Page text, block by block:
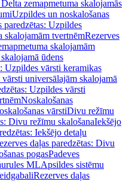
zemapmetuma skalojamās
Uzpildes un noskalošanas
paredzētas: Uzpildes
skalojamām tvertnēmRezerves
skalojamām
ūdens
Uzpildes vārsti keramikas
universālajām skalojamā
Uzpildes vārsti
Noskalošanas
vārstiDivu režīmu
Divu režīmu skalošanaIekšējo
Iekšējo detaļu
daļas paredzētas: Divu
pogasPadeves
MLApsildes sistēmu
Rezerves daļas